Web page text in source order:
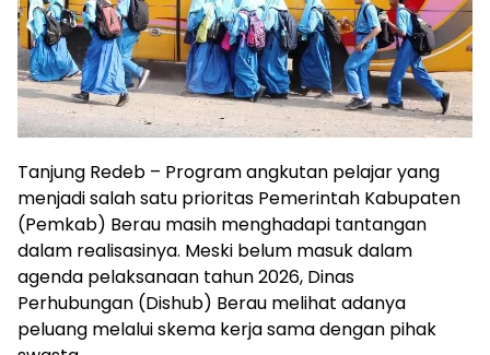
Tanjung Redeb – Program angkutan pelajar yang
menjadi salah satu prioritas Pemerintah Kabupaten
(Pemkab) Berau masih menghadapi tantangan
dalam realisasinya. Meski belum masuk dalam
agenda pelaksanaan tahun 2026, Dinas
Perhubungan (Dishub) Berau melihat adanya
peluang melalui skema kerja sama dengan pihak